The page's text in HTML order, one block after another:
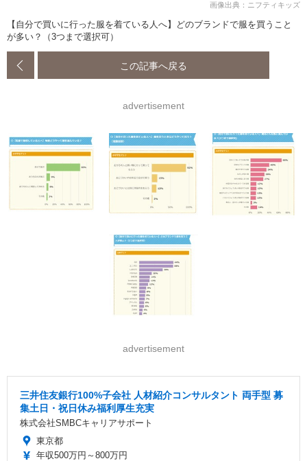
画像出典：ニフティキッズ
【自分で買いに行った服を着ている人へ】どのブランドで服を買うこと
が多い？（3つまで選択可）
この記事へ戻る
advertisement
advertisement
三井住友銀行100%子会社 人材紹介コンサルタント 両手型 募
集土日・祝日休み福利厚生充実
株式会社SMBCキャリアサポート
東京都
年収500万円～800万円